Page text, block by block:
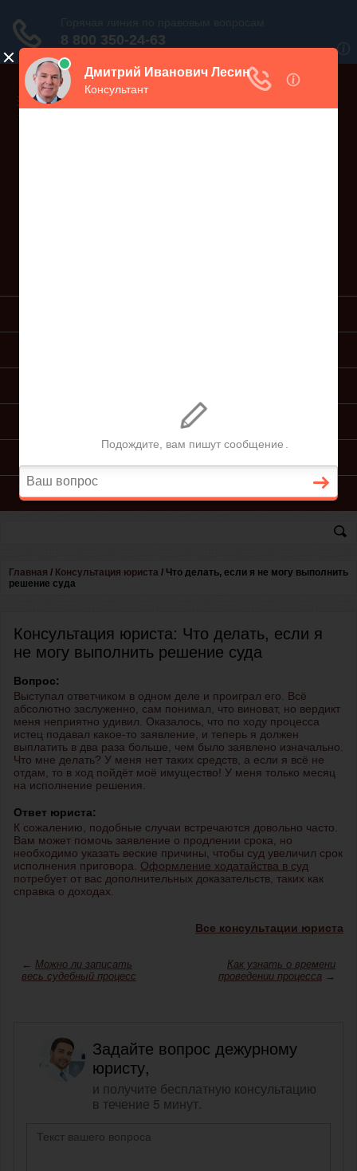
ПОДАЧА ИСКА
КОНСУЛЬТАЦИЯ ЮРИСТА
Главная / Консультация юриста / Что делать, если я не могу выполнить
решение суда
Консультация юриста: Что делать, если я
не могу выполнить решение суда
Вопрос:
Выступал ответчиком в одном деле и проиграл его. Всё
абсолютно заслуженно, сам понимал, что виноват, но вердикт
меня неприятно удивил. Оказалось, что по ходу процесса
истец подавал какое-то заявление, и теперь я должен
выплатить в два раза больше, чем было заявлено изначально.
Что мне делать? У меня нет таких средств, а если я всё не
отдам, то в ход пойдёт моё имущество! У меня только месяц
на исполнение решения.
Ответ юриста:
К сожалению, подобные случаи встречаются довольно часто.
Вам может помочь заявление о продлении срока, но
необходимо указать веские причины, чтобы суд увеличил срок
исполнения приговора. Оформление ходатайства в суд
потребует от вас дополнительных доказательств, таких как
справка о доходах.
Все консультации юриста
← Можно ли записать
весь судебный процесс
Как узнать о времени
проведении процесса →
Задайте вопрос дежурному
юристу,
и получите бесплатную консультацию
в течение 5 минут.